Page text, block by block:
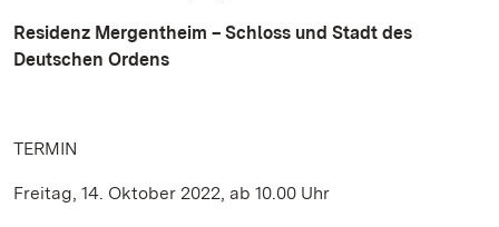
Residenz Mergentheim – Schloss und Stadt des
Deutschen Ordens
TERMIN
Freitag, 14. Oktober 2022, ab 10.00 Uhr